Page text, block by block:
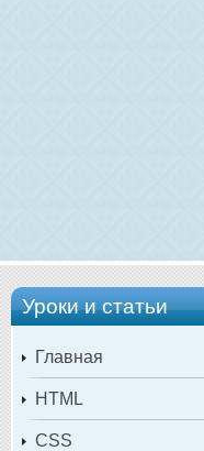
Уроки и статьи
Главная
HTML
CSS